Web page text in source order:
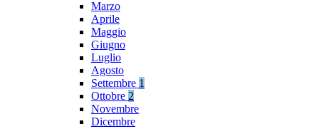
Marzo
Aprile
Maggio
Giugno
Luglio
Agosto
Settembre 1
Ottobre 2
Novembre
Dicembre